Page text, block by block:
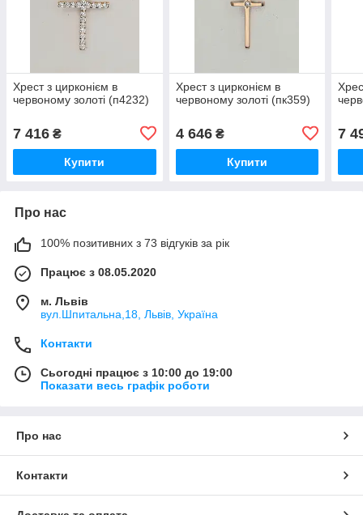
Хрест з цирконієм в
червоному золоті (п4232)
7 416 ₴
Купити
Хрест з цирконієм в
червоному золоті (пк359)
4 646₴
Купити
7
Про нас
100% позитивних з 73 відгуків за рік
Працює з 08.05.2020
м. Львів
вул.Шпитальна,18, Львів, Україна
Контакти
Сьогодні працює з 10:00 до 19:00
Показати весь графік роботи
Про нас
Контакти